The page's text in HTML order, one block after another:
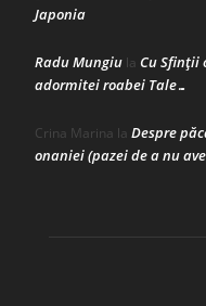
Japonia
Radu Mungiu la Cu Sfinții
adormitei roabei Tale…
Crina Marina la Despre
onaniei (pazei de a nu